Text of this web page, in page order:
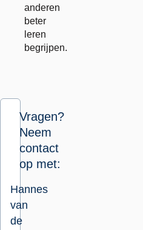
anderen
beter
leren
begrijpen.
Vragen?
Neem
contact
op met:
Hannes
van
de